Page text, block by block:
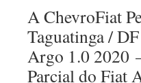
A ChevroFiat
Taguatinga /
Argo 1.0 2020
Parcial do